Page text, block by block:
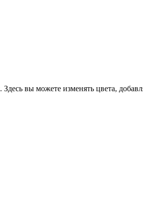
вы можете изменять цвета,